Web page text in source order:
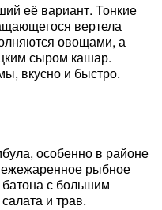
её вариант. Тонкие
вертела
овощами, а
сыром кашар.
вкусно и быстро.
особенно в районе
рыбное
с большим
и трав.